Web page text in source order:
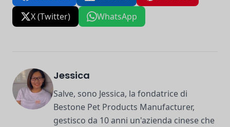
X (Twitter)
WhatsApp
Jessica
Salve, sono Jessica, la fondatrice di
Bestone Pet Products Manufacturer,
gestisco da 10 anni un'azienda cinese che